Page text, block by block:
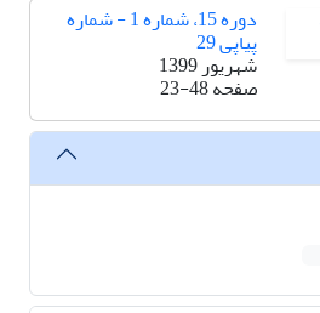
دوره 15، شماره 1 - شماره
پیاپی 29
شهریور 1399
صفحه23-48